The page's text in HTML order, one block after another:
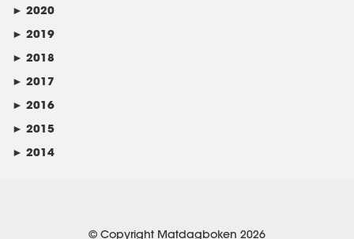
► 2020
► 2019
► 2018
► 2017
► 2016
► 2015
► 2014
© Copyright Matdagboken 2026